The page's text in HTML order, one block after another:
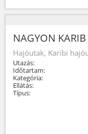
NAGYON
Hajóutak, Karibi
Utazás:
Időtartam:
Kategória:
Ellátás:
Típus: